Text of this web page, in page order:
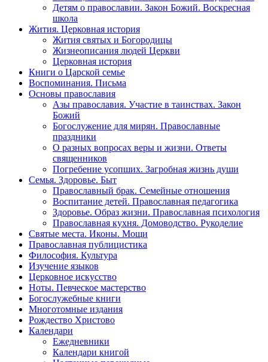
Детям о православии. Закон Божий. Воскресная
школа
Жития. Церковная история
Жития святых и Богородицы
Жизнеописания людей Церкви
Церковная история
Книги о Царской семье
Воспоминания. Письма
Основы православия
Азы православия. Участие в таинствах. Закон
Божий
Богослужение для мирян. Православные
праздники
О разных вопросах веры и жизни. Ответы
священников
Погребение усопших. Загробная жизнь души
Семья. Здоровье. Быт
Православный брак. Семейные отношения
Воспитание детей. Православная педагогика
Здоровье. Образ жизни. Православная психология
Православная кухня. Домоводство. Рукоделие
Святые места. Иконы. Мощи
Православная публицистика
Философия. Культура
Изучение языков
Церковное искусство
Ноты. Певческое мастерство
Богослужебные книги
Многотомные издания
Рождество Христово
Календари
Ежедневники
Календари книгой